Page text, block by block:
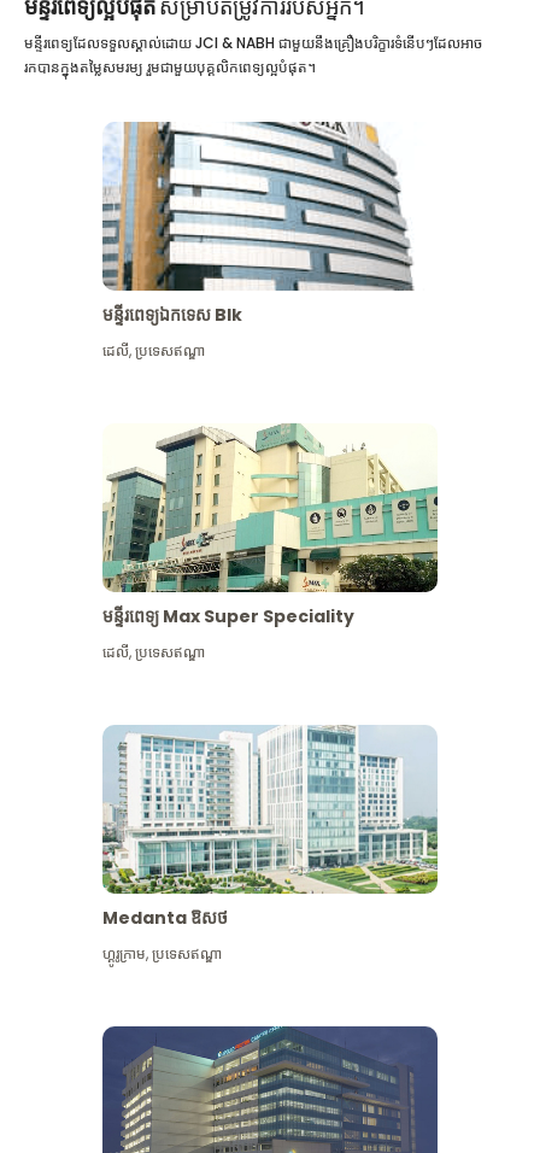
មន្ទីរពេទ្យល្អបំផុតសម្រាប់តម្រូវការរបស់អ្នក។
មន្ទីរពេទ្យដែលទទួលស្គាល់ដោយ JCI & NABH ជាមួយនឹងគ្រឿងបរិក្ខារទំនើបៗដែលអាច
រកបានក្នុងតម្លៃសមរម្យ រួមជាមួយបុគ្គលិកពេទ្យល្អបំផុត។
មន្ទីរពេទ្យឯកទេស Blk
ដេលី,ប្រទេសឥណ្ឌា
មន្ទីរពេទ្យ Max Super Speciality
ដេលី,ប្រទេសឥណ្ឌា
Medanta ឱសថ
ហ្គូរូក្រាម,ប្រទេសឥណ្ឌា